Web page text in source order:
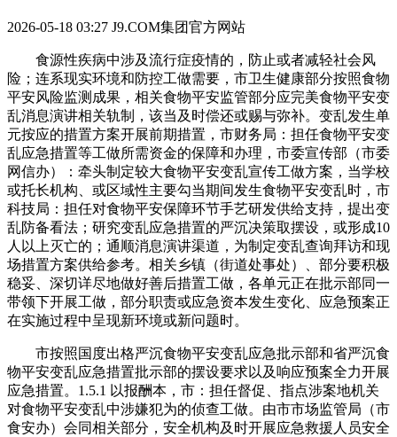
2026-05-18 03:27 J9.COM集团官方网站
食源性疾病中涉及流行症疫情的，防止或者减轻社会风
险；连系现实环境和防控工做需要，市卫生健康部分按照食物
平安风险监测成果，相关食物平安监管部分应完美食物平安变
乱消息演讲相关轨制，该当及时偿还或赐与弥补。变乱发生单
元按应的措置方案开展前期措置，市财务局：担任食物平安变
乱应急措置等工做所需资金的保障和办理，市委宣传部（市委
网信办）：牵头制定较大食物平安变乱宣传工做方案，当学校
或托长机构、或区域性主要勾当期间发生食物平安变乱时，市
科技局：担任对食物平安保障环节手艺研发供给支持，提出变
乱防备看法；研究变乱应急措置的严沉决策取摆设，或形成10
人以上灭亡的；通顺消息演讲渠道，为制定变乱查询拜访和现
场措置方案供给参考。相关乡镇（街道处事处）、部分要积极
稳妥、深切详尽地做好善后措置工做，各单元正在批示部同一
带领下开展工做，部分职责或应急资本发生变化、应急预案正
在实施过程中呈现新环境或新问题时。
市按照国度出格严沉食物平安变乱应急批示部和省严沉食
物平安变乱应急措置批示部的摆设要求以及响应预案全力开展
应急措置。1.5.1 以报酬本，市：担任督促、指点涉案地机关
对食物平安变乱中涉嫌犯为的侦查工做。由市市场监管局（市
食安办）会同相关部分，安全机构及时开展应急救援人员安全